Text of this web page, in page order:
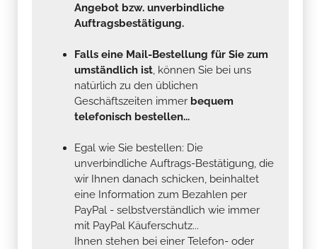
Angebot bzw. unverbindliche
Auftragsbestätigung.
Falls eine Mail-Bestellung für Sie zum
umständlich ist, können Sie bei uns
natürlich zu den üblichen
Geschäftszeiten immer bequem
telefonisch bestellen...
Egal wie Sie bestellen: Die
unverbindliche Auftrags-Bestätigung, die
wir Ihnen danach schicken, beinhaltet
eine Information zum Bezahlen per
PayPal - selbstverständlich wie immer
mit PayPal Käuferschutz...
Ihnen stehen bei einer Telefon- oder